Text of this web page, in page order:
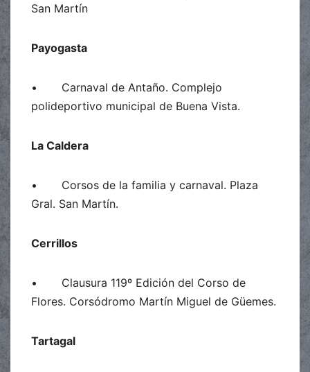
San Martín
Payogasta
• Carnaval de Antaño. Complejo
polideportivo municipal de Buena Vista.
La Caldera
• Corsos de la familia y carnaval. Plaza
Gral. San Martín.
Cerrillos
• Clausura 119º Edición del Corso de
Flores. Corsódromo Martín Miguel de Güemes.
Tartagal